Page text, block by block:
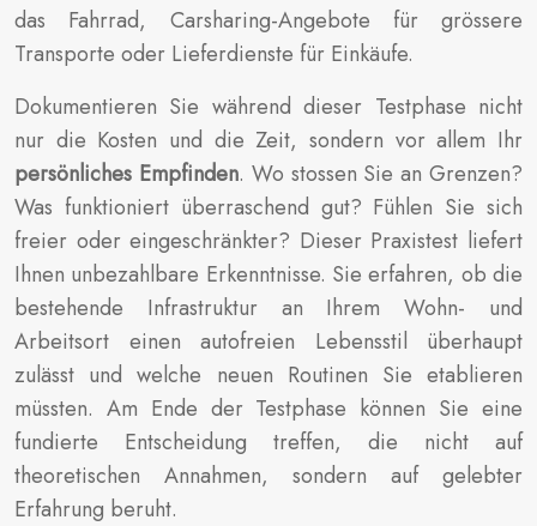
das Fahrrad, Carsharing-Angebote für grössere
Transporte oder Lieferdienste für Einkäufe.
Dokumentieren Sie während dieser Testphase nicht
nur die Kosten und die Zeit, sondern vor allem Ihr
persönliches Empfinden. Wo stossen Sie an Grenzen?
Was funktioniert überraschend gut? Fühlen Sie sich
freier oder eingeschränkter? Dieser Praxistest liefert
Ihnen unbezahlbare Erkenntnisse. Sie erfahren, ob die
bestehende Infrastruktur an Ihrem Wohn- und
Arbeitsort einen autofreien Lebensstil überhaupt
zulässt und welche neuen Routinen Sie etablieren
müssten. Am Ende der Testphase können Sie eine
fundierte Entscheidung treffen, die nicht auf
theoretischen Annahmen, sondern auf gelebter
Erfahrung beruht.